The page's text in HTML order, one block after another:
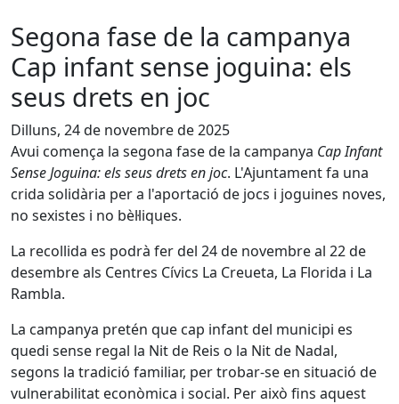
Segona fase de la campanya
Cap infant sense joguina: els
seus drets en joc
Dilluns, 24 de novembre de 2025
Avui comença la segona fase de la campanya Cap Infant
Sense Joguina: els seus drets en joc. L'Ajuntament fa una
crida solidària per a l'aportació de jocs i joguines noves,
no sexistes i no bèl·liques.
La recollida es podrà fer del 24 de novembre al 22 de
desembre als Centres Cívics La Creueta, La Florida i La
Rambla.
La campanya pretén que cap infant del municipi es
quedi sense regal la Nit de Reis o la Nit de Nadal,
segons la tradició familiar, per trobar-se en situació de
vulnerabilitat econòmica i social. Per això fins aquest